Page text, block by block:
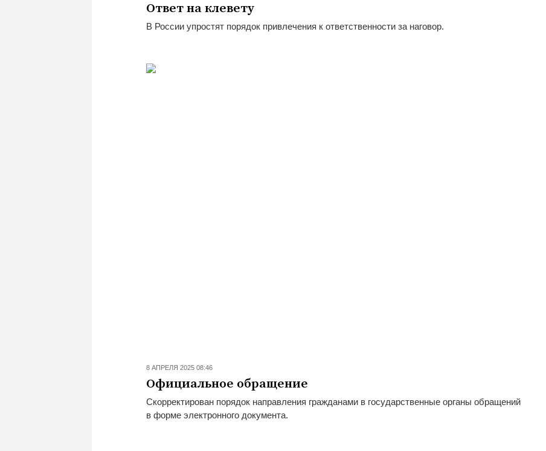
Ответ на клевету
В России упростят порядок привлечения к ответственности за наговор.
8 АПРЕЛЯ 2025 08:46
Официальное обращение
Скорректирован порядок направления гражданами в государственные органы обращений
в форме электронного документа.